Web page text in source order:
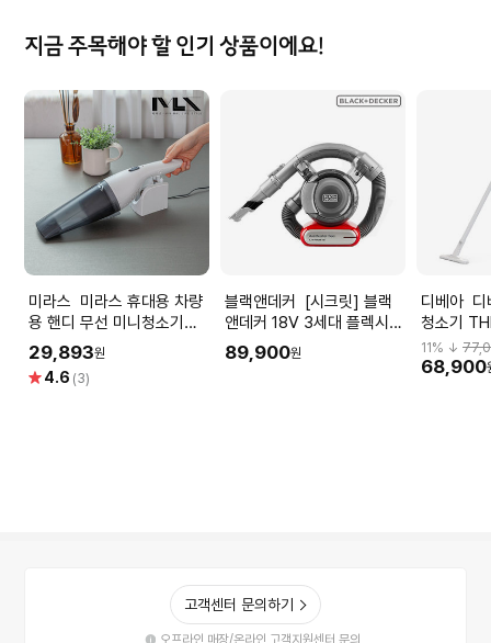
지금 주목해야 할 인기 상품이에요!
미라스 미라스 휴대용 차량
용 핸디 무선 미니청소기
FX-178VC
29,893원
별 4.6 (3)
블랙앤데커 [시크릿] 블랙
앤데커 18V 3세대 플렉시블
무선청소기 PD1810LR
89,900원
디베아 디베아 차이슨 무선
청소기
11% ↓
68,900
고객센터 문의하기
오프라인 매장/온라인 고객지원센터 문의